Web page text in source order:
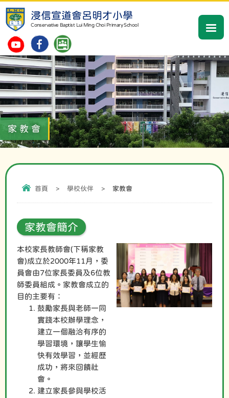
浸信宣道會呂明才小學
Conservative Baptist Lui Ming Choi Primary School
家教會
首頁 > 學校伙伴 > 家教會
家教會簡介
本校家長教師會(下稱家教
會)成立於2000年11月，委
員會由7位家長委員及6位教
師委員組成。家教會成立的
目的主要有：
鼓勵家長與老師一同
實踐本校辦學理念，
建立一個融洽有序的
學習環境，讓學生愉
快有效學習，並經歷
成功，將來回饋社
會。
建立家長參與學校活